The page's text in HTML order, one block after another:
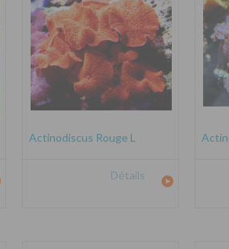
Actinodiscus Rouge L
Détails